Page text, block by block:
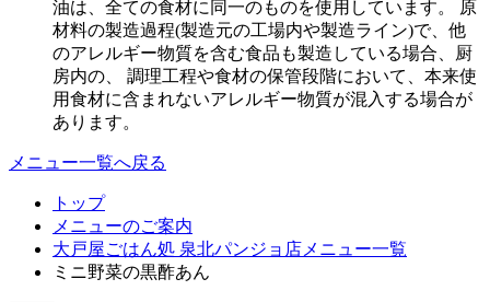
油は、全ての食材に同一のものを使用しています。 原
材料の製造過程(製造元の工場内や製造ライン)で、他
のアレルギー物質を含む食品も製造している場合、厨
房内の、 調理工程や食材の保管段階において、本来使
用食材に含まれないアレルギー物質が混入する場合が
あります。
メニュー一覧へ戻る
トップ
メニューのご案内
大戸屋ごはん処 泉北パンジョ店メニュー一覧
ミニ野菜の黒酢あん